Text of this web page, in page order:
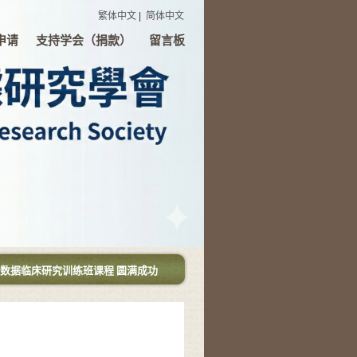
繁体中文 简体中文
请 支持学会（捐款） 留言板
据临床研究训练班课程 圆满成功